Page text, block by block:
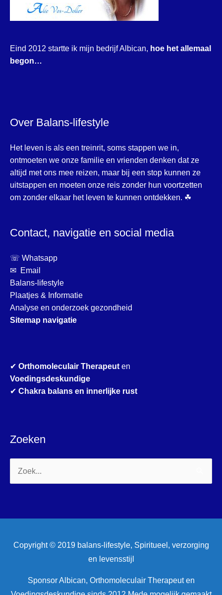
Eind 2012 startte ik mijn bedrijf Albican, hoe het allemaal
begon…
Over Balans-lifestyle
Het leven is als een treinrit, soms stappen we in,
ontmoeten we onze familie en vrienden denken dat ze
altijd met ons mee reizen, maar bij een stop kunnen ze
uitstappen en moeten onze reis zonder hun voortzetten
om zonder elkaar het leven te kunnen ontdekken. ☘
Contact, navigatie en social media
☏ Whatsapp
✉ Email
Balans-lifestyle
Plaatjes & Informatie
Analyse en onderzoek gezondheid
Sitemap navigatie
✔ Orthomoleculair Therapeuten
Voedingsdeskundige
✔ Chakra balans en innerlijke rust
Zoeken
Zoek
naar:
Copyright © 2019 balans-lifestyle, Spiritueel, verzorging
en levensstijl
Sponsor Albican, Orthomoleculair Therapeut en